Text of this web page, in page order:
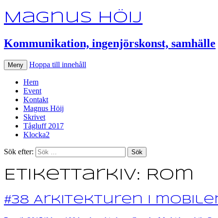
Magnus Höij
Kommunikation, ingenjörskonst, samhälle
Meny Hoppa till innehåll
Hem
Event
Kontakt
Magnus Höij
Skrivet
Tågluff 2017
Klocka2
Sök efter:
Etikettarkiv: Rom
#38 Arkitekturen i